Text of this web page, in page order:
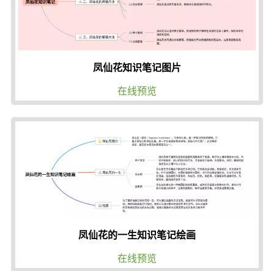
凤仙花知识笔记图片
在线预览
凤仙花的一生知识笔记绘画
在线预览